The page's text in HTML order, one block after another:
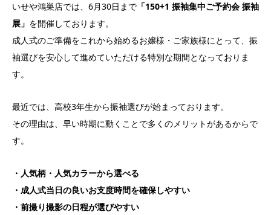
いせや鴻巣店では、6月30日まで 「150+1 振袖集中ご予約会 振袖
展」 を開催しております。
成人式のご準備をこれから始めるお嬢様・ご家族様にとって、振
袖選びを安心して進めていただける特別な期間となっておりま
す。
最近では、高校3年生から振袖選びが始まっております。
その理由は、早い時期に動くことで多くのメリットがあるからで
す。
・人気柄・人気カラーから選べる
・成人式当日の良いお支度時間を確保しやすい
・前撮り撮影の日程が選びやすい